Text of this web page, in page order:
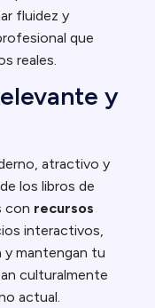
fluidez y
que
reales.
y
atractivo y
los libros de
con recursos
interactivos,
mantengan tu
culturalmente
actual.